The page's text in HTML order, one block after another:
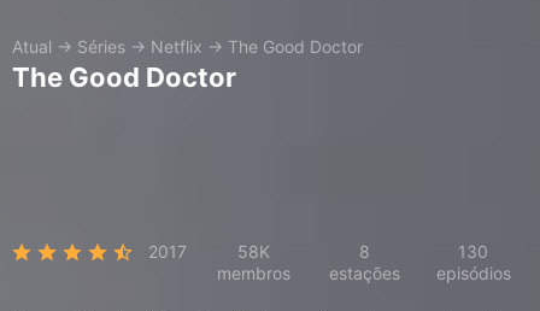
Atual → Séries → Netflix → The Good Doctor
The Good Doctor
2017
58K
membros
8
estações
130
episódios